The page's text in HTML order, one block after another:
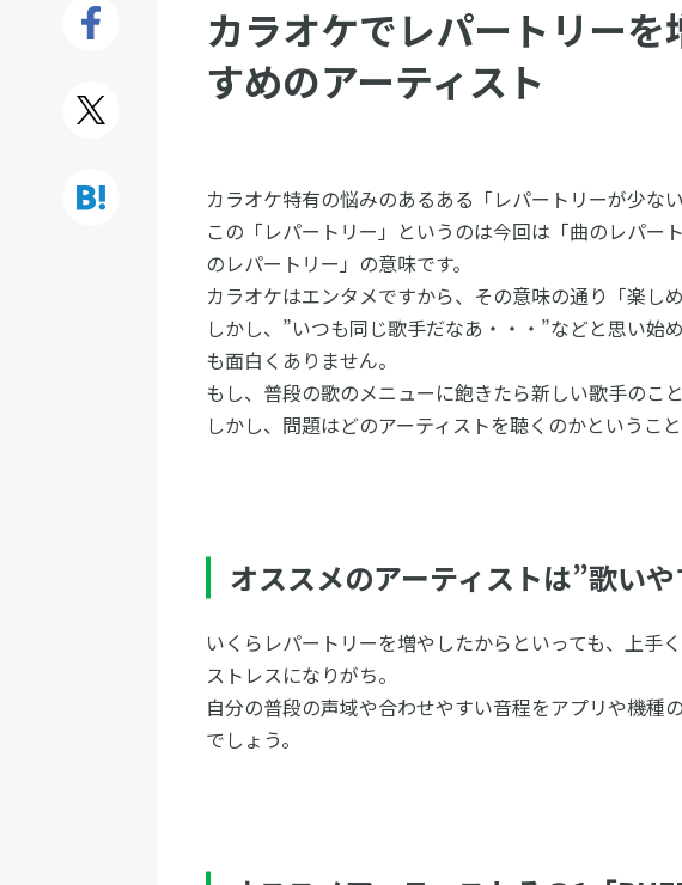
カラオケでレパートリー
すめのアーティスト
カラオケ特有の悩みのあるある「レパートリーが少な
この「レパートリー」というのは今回は「曲のレパー
のレパートリー」の意味です。
カラオケはエンタメですから、その意味の通り「楽し
しかし、”いつも同じ歌手だなあ・・・”などと思い始
も面白くありません。
もし、普段の歌のメニューに飽きたら新しい歌手のこ
しかし、問題はどのアーティストを聴くのかということ
オススメのアーティストは”歌いや
いくらレパートリーを増やしたからといっても、上手
ストレスになりがち。
自分の普段の声域や合わせやすい音程をアプリや機種
でしょう。